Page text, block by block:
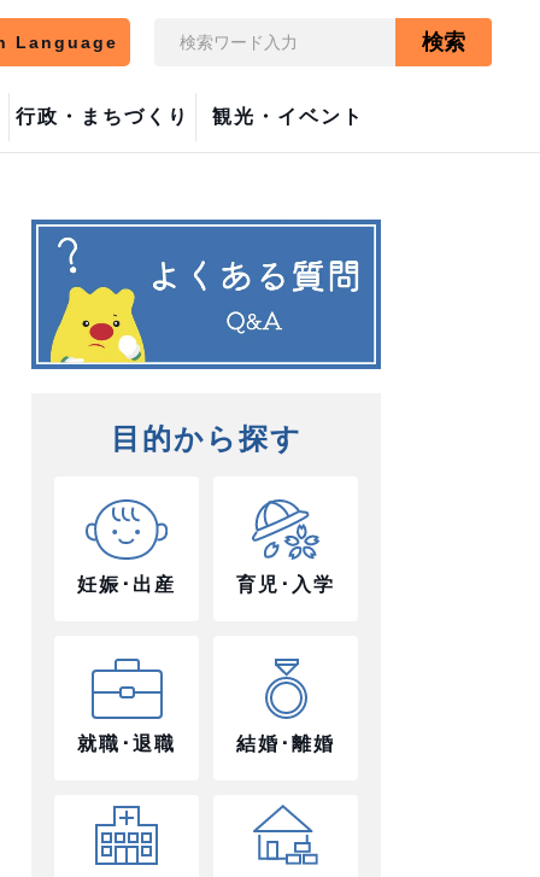
行政・まちづくり 観光・イベント
Language 検索
目的から探す
妊娠･出産 育児･入学
就職･退職 結婚･離婚